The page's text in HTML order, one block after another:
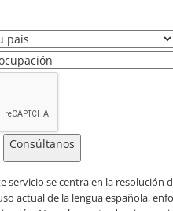
Consúltanos